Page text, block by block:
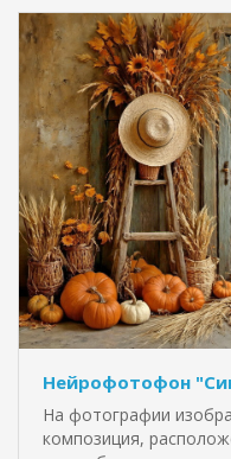
Нейрофотофон
На фотографии
композиция,